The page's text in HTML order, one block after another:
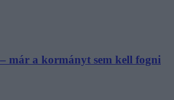
már a kormányt sem kell fogni